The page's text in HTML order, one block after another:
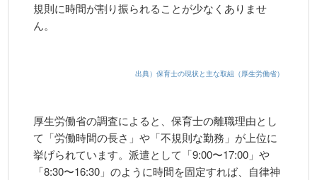
規則に時間が割り振られることが少なくありませ
ん。
出典）保育士の現状と主な取組（厚生労働省）
厚生労働省の調査によると、保育士の離職理由とし
て「労働時間の長さ」や「不規則な勤務」が上位に
挙げられています。派遣として「9:00〜17:00」や
「8:30〜16:30」のように時間を固定すれば、自律神